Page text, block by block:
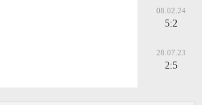
08.02.24
5:2
28.07.23
2:5